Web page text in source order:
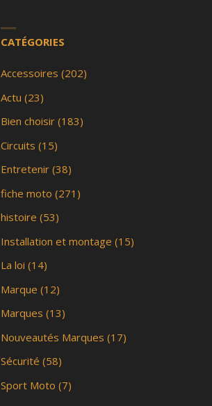
CATÉGORIES
Accessoires (202)
Actu (23)
Bien choisir(183)
Circuits (15)
Entretenir(38)
fiche moto (271)
histoire (53)
Installation et montage (15)
La loi (14)
Marque (12)
Marques (13)
Nouveautés Marques (17)
Sécurité (58)
Sport Moto (7)